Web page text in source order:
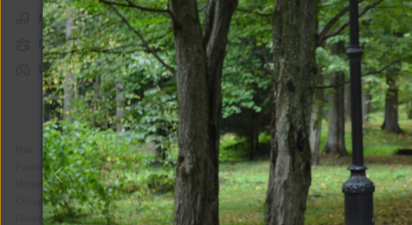
Музыка
Группы
Игры
О компании
Реклама
Разработчикам
Мобильная версия
Помощь
Обсудить проект
Пользовательское соглашение